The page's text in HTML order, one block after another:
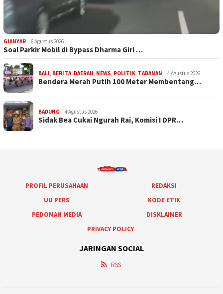
GIANYAR 6 Agustus 2026
Soal Parkir Mobil di Bypass Dharma Giri …
BALI, BERITA, DAERAH, NEWS, POLITIK, TABANAN 4 Agustus 2026
Bendera Merah Putih 100 Meter Membentang…
BADUNG 4 Agustus 2026
Sidak Bea Cukai Ngurah Rai, Komisi I DPR…
PROFIL PERUSAHAAN
REDAKSI
UU PERS
KODE ETIK
PEDOMAN MEDIA
DISKLAIMER
PRIVACY POLICY
JARINGAN SOCIAL
RSS